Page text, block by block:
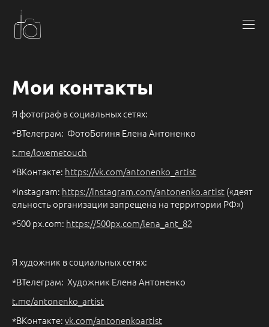
Мои контакты
Я фотограф в социальных сетях:
*ВТелеграм: ФотоБогиня Елена Антоненко
t.me/lovemetouch
*ВКонтакте: https://vk.com/antonenko_artist
*Instagram: https://instagram.com/antonenko.artist(«деят
ельность организации запрещена на территории РФ»)
*500 px.com: https://500px.com/lena_ant_82
Я художник в социальных сетях:
*ВТелеграм: Художник Елена Антоненко
t.me/antonenko_artist
*ВКонтакте:vk.com/antonenkoartist